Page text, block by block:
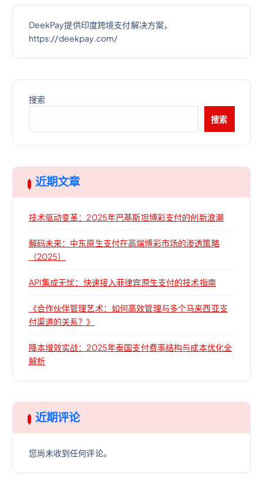
DeekPay提供印度跨境支付解决方案，
https://deekpay.com/
搜索
搜索
近期文章
技术驱动变革：2025年巴基斯坦博彩支付的创新浪潮
解码未来：中东原生支付在高端博彩市场的渗透策略
（2025）
API集成无忧：快速接入菲律宾原生支付的技术指南
《合作伙伴管理艺术：如何高效管理与多个马来西亚支
付渠道的关系？》
降本增效实战：2025年泰国支付费率结构与成本优化全
解析
近期评论
您尚未收到任何评论。